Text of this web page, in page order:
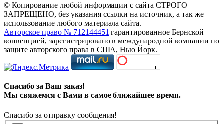
© Копирование любой информации с сайта СТРОГО
ЗАПРЕЩЕНО, без указания ссылки на источник, а так же
использование любого материала сайта.
Авторское право № 712144451 гарантированное Бернской
конвенцией, зарегистрировано в международной компании по
защите авторского права в США, Нью Йорк.
Спасибо за Ваш заказ!
Мы свяжемся с Вами в самое ближайшее время.
Спасибо за отправку сообщения!